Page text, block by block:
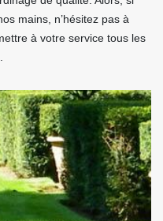
mains, n’hésitez pas à
à votre service tous les